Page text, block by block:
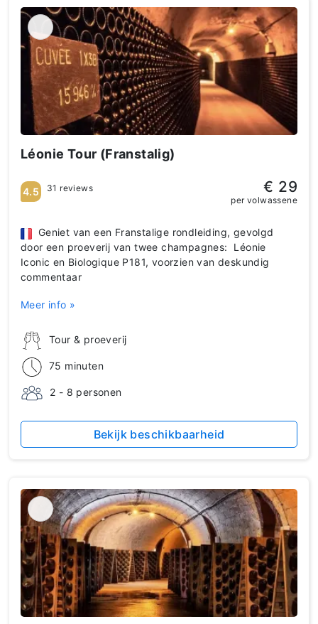
Léonie Tour (Franstalig)
Tour & proeverij
75 minuten
2 - 8 personen
Geniet van een Franstalige rondleiding, gevolgd
door een proeverij van twee champagnes: Léonie
Iconic en Biologique P181, voorzien van deskundig
commentaar
Meer info »
4.5 31 reviews € 29
per volwassene
Bekijk beschikbaarheid